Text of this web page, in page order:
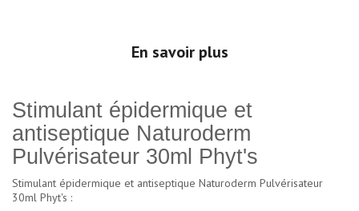
En savoir plus
Stimulant épidermique et
antiseptique Naturoderm
Pulvérisateur 30ml Phyt's
Stimulant épidermique et antiseptique Naturoderm Pulvérisateur
30ml Phyt's :